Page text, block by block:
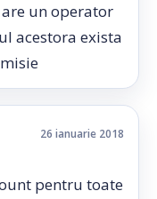
un operator
acestora exista
26 ianuarie 2018
pentru toate